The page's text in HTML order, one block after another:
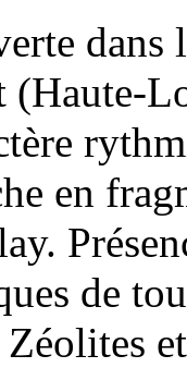
en
de